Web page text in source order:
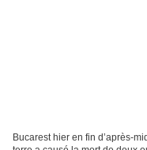
Bucarest hier en fin d’après-